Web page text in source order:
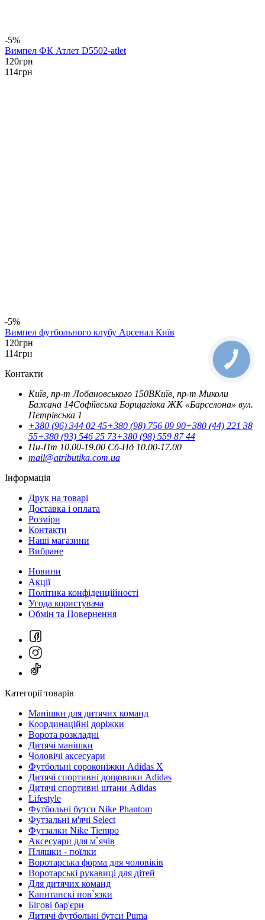
-5%
Вимпел ФК Атлет D5502-atlet
120грн
114грн
-5%
Вимпел футбольного клубу Арсенал Київ
120грн
114грн
Контакти
Київ, пр-т Лобановського 150ВКиїв, пр-т Миколи
Бажана 14Софіївська Борщагівка ЖК «Барселона» вул.
Петрівська 1
+380 (96) 344 02 45+380 (98) 756 09 90+380 (44) 221 38
55+380 (93) 546 25 73+380 (98) 559 87 44
Пн-Пт 10.00-19.00 Cб-Нд 10.00-17.00
mail@atributika.com.ua
Інформація
Друк на товарі
Доставка і оплата
Розміри
Контакти
Наші магазини
Вибране
Новини
Акції
Політика конфіденційності
Угода користувача
Обмін та Повернення
Категорії товарів
Манішки для дитячих команд
Координаційні доріжки
Ворота розкладні
Дитячі манішки
Чоловічі аксесуари
Футбольні сороконіжки Adidas X
Дитячі спортивні дощовики Adidas
Дитячі спортивні штани Adidas
Lifestyle
Футбольні бутси Nike Phantom
Футзальні м'ячі Select
Футзалки Nike Tiempo
Аксесуари для м`ячів
Пляшки - поїлки
Воротарська форма для чоловіків
Воротарські рукавиці для дітей
Для дитячих команд
Капитанскі пов`язки
Бігові бар'єри
Дитячі футбольні бутси Puma